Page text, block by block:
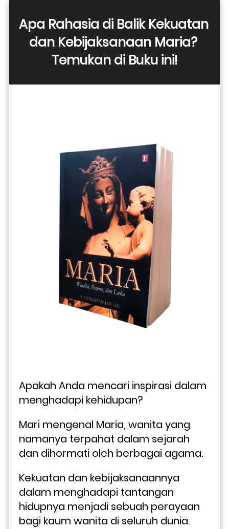
Apa Rahasia di Balik Kekuatan
dan Kebijaksanaan Maria?
Temukan di Buku ini!
Apakah Anda mencari inspirasi dalam
menghadapi kehidupan?
Mari mengenal Maria, wanita yang
namanya terpahat dalam sejarah
dan dihormati oleh berbagai agama.
Kekuatan dan kebijaksanaannya
dalam menghadapi tantangan
hidupnya menjadi sebuah perayaan
bagi kaum wanita di seluruh dunia.